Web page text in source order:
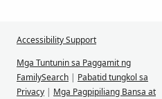
Accessibility Support
Mga Tuntunin sa Paggamit ng
FamilySearch | Pabatid tungkol sa
Privacy | Mga Pagpipiliang Bansa at